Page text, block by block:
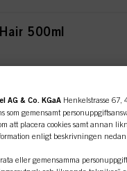
500ml
AG & Co. KGaA Henkelstrasse 67,
gemensamt
att placera cookies samt annan
enligt beskrivningen nedan.
eller gemensamma